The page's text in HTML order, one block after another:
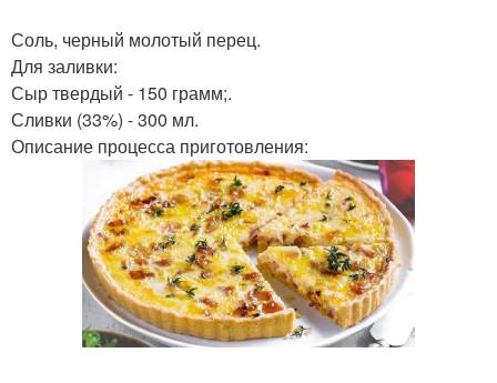
Соль, черный молотый перец.
Для заливки:
Сыр твердый - 150 грамм;.
Сливки (33%) - 300 мл.
Описание процесса приготовления: